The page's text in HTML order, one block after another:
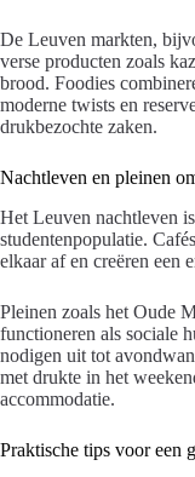
De Leuven markten,
verse producten zoals
brood. Foodies
moderne twists en
drukbezochte zaken.
Nachtleven en pleinen
Het Leuven nachtleven
studentenpopulatie.
elkaar af en creëren een
Pleinen zoals het Oude
functioneren als sociale
nodigen uit tot
met drukte in het
accommodatie.
Praktische tips voor een